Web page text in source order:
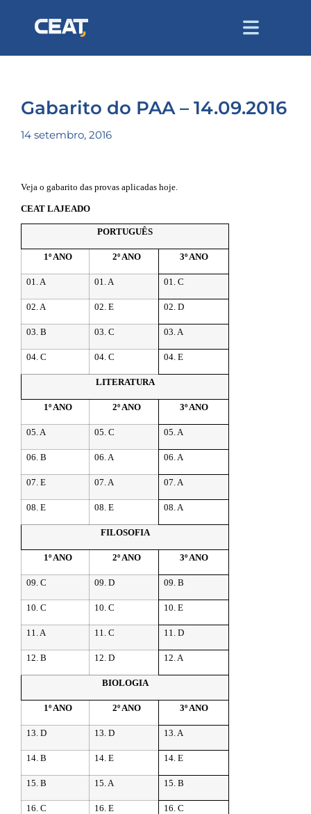
Gabarito do PAA – 14.09.2016
14 setembro, 2016
Veja o gabarito das provas aplicadas hoje.
CEAT LAJEADO
PORTUGUÊS
1º ANO 2º ANO 3º ANO
01. A 01. A 01. C
02. A 02. E 02. D
03. B 03. C 03. A
04. C 04. C 04. E
LITERATURA
1º ANO 2º ANO 3º ANO
05. A 05. C 05. A
06. B 06. A 06. A
07. E 07. A 07. A
08. E 08. E 08. A
FILOSOFIA
1º ANO 2º ANO 3º ANO
09. C 09. D 09. B
10. C 10. C 10. E
11. A 11. C 11. D
12. B 12. D 12. A
BIOLOGIA
1º ANO 2º ANO 3º ANO
13. D 13. D 13. A
14. B 14. E 14. E
15. B 15. A 15. B
16. C 16. E 16. C